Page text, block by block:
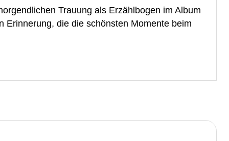
Trauung als Erzählbogen im Album
Erinnerung, die die schönsten Momente beim